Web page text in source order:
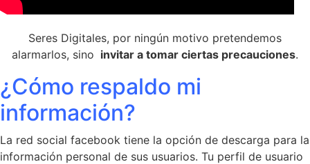
Seres Digitales, por ningún motivo pretendemos
alarmarlos, sino invitar a tomar ciertas precauciones.
¿Cómo respaldo mi
información?
La red social facebook tiene la opción de descarga para la
información personal de sus usuarios. Tu perfil de usuario